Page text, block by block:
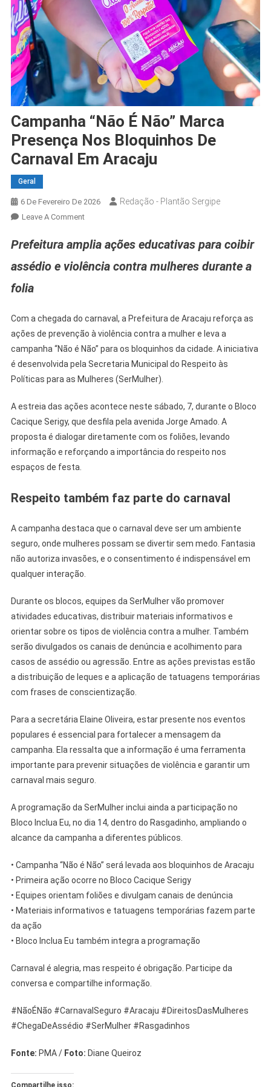
Campanha “Não É Não” Marca
Presença Nos Bloquinhos De
Carnaval Em Aracaju
Geral
6 De Fevereiro De 2026 Redação - Plantão Sergipe
Leave A CommentOn
“Não
Não”
Carnaval
Em
Aracaju
Prefeitura amplia ações educativas para coibir
assédio e violência contra mulheres durante a
folia
Com a chegada do carnaval, a Prefeitura de Aracaju reforça as
ações de prevenção à violência contra a mulher e leva a
campanha “Não é Não” para os bloquinhos da cidade. A iniciativa
é desenvolvida pela Secretaria Municipal do Respeito às
Políticas para as Mulheres (SerMulher).
A estreia das ações acontece neste sábado, 7, durante o Bloco
Cacique Serigy, que desfila pela avenida Jorge Amado. A
proposta é dialogar diretamente com os foliões, levando
informação e reforçando a importância do respeito nos
espaços de festa.
Respeito também faz parte do carnaval
A campanha destaca que o carnaval deve ser um ambiente
seguro, onde mulheres possam se divertir sem medo. Fantasia
não autoriza invasões, e o consentimento é indispensável em
qualquer interação.
Durante os blocos, equipes da SerMulher vão promover
atividades educativas, distribuir materiais informativos e
orientar sobre os tipos de violência contra a mulher. Também
serão divulgados os canais de denúncia e acolhimento para
casos de assédio ou agressão. Entre as ações previstas estão
a distribuição de leques e a aplicação de tatuagens temporárias
com frases de conscientização.
Para a secretária Elaine Oliveira, estar presente nos eventos
populares é essencial para fortalecer a mensagem da
campanha. Ela ressalta que a informação é uma ferramenta
importante para prevenir situações de violência e garantir um
carnaval mais seguro.
A programação da SerMulher inclui ainda a participação no
Bloco Inclua Eu, no dia 14, dentro do Rasgadinho, ampliando o
alcance da campanha a diferentes públicos.
• Campanha “Não é Não” será levada aos bloquinhos de Aracaju
• Primeira ação ocorre no Bloco Cacique Serigy
• Equipes orientam foliões e divulgam canais de denúncia
• Materiais informativos e tatuagens temporárias fazem parte
da ação
• Bloco Inclua Eu também integra a programação
Carnaval é alegria, mas respeito é obrigação. Participe da
conversa e compartilhe informação.
#NãoÉNão #CarnavalSeguro #Aracaju #DireitosDasMulheres
#ChegaDeAssédio #SerMulher #Rasgadinhos
Fonte: PMA / Foto: Diane Queiroz
Compartilhe isso: